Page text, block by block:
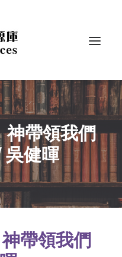
神帶領我們
吳健暉
神帶領我們